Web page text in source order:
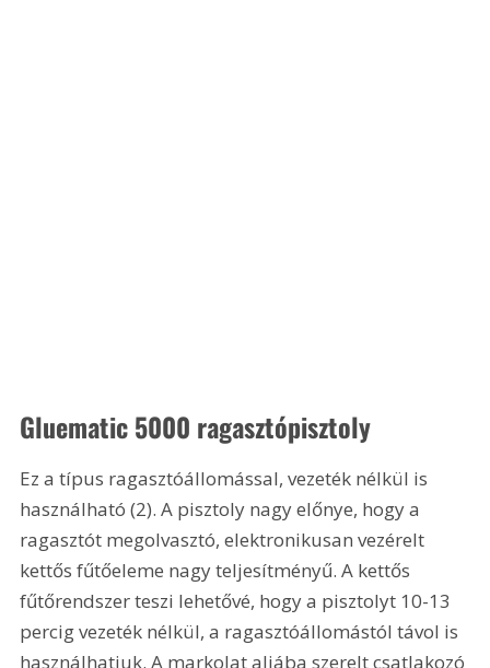
Gluematic 5000 ragasztópisztoly
Ez a típus ragasztóállomással, vezeték nélkül is
használható (2). A pisztoly nagy előnye, hogy a
ragasztót megolvasztó, elektronikusan vezérelt
kettős fűtőeleme nagy teljesítményű. A kettős
fűtőrendszer teszi lehetővé, hogy a pisztolyt 10-13
percig vezeték nélkül, a ragasztóállomástól távol is
használhatjuk. A markolat aljába szerelt csatlakozó